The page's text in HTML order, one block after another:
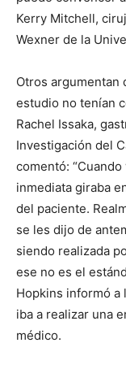
I've read and
Kerry Mitchell,
Wexner de la
Otros argumentan
estudio no tenían
Rachel Issaka,
Investigación del
comentó:
inmediata giraba
del paciente.
se les dijo de
siendo realizada
ese no es el
Hopkins informó
iba a realizar una
médico.